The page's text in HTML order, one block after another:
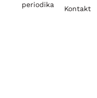
periodika
Kontakt